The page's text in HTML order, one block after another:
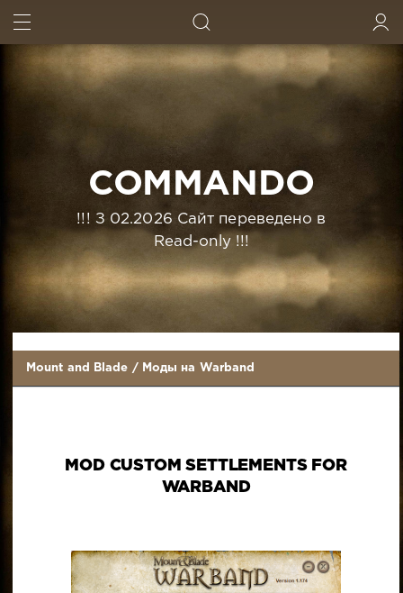
COMMANDO
!!! З 02.2026 Сайт переведено в
Read-only !!!
Mount and Blade / Моды на Warband
MOD CUSTOM SETTLEMENTS FOR
WARBAND